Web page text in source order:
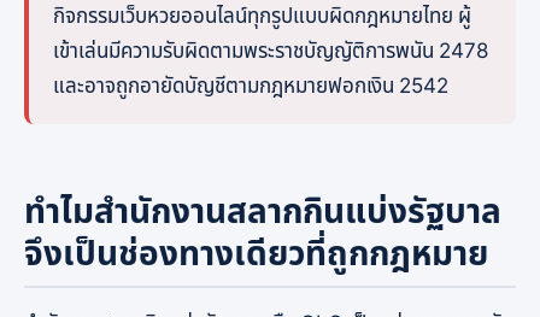
กิจกรรมเว็บหวยออนไลน์ทุกรูปแบบผิดกฎหมายไทย ผู้
เข้าเล่นมีความรับผิดตามพระราชบัญญัติการพนัน 2478
และอาจถูกอายัดบัญชีตามกฎหมายฟอกเงิน 2542
ทำไมสำนักงานสลากกินแบ่งรัฐบาล
จึงเป็นช่องทางเดียวที่ถูกกฎหมาย